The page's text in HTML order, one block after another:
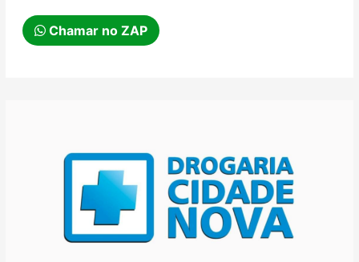
Chamar no ZAP